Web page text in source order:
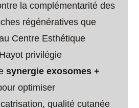
la complémentarité des
régénératives que
Centre Esthétique
privilégie
synergie exosomes +
optimiser
qualité cutanée